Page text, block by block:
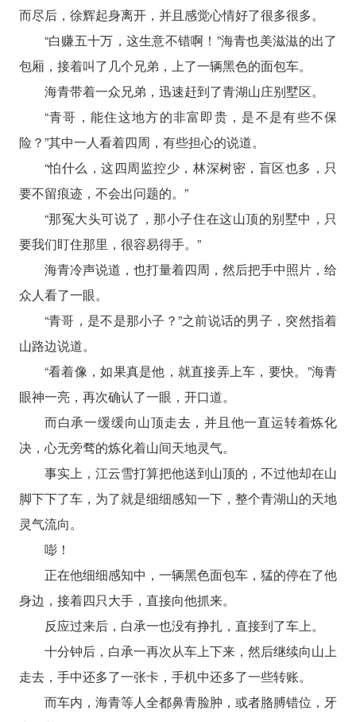
而尽后，徐辉起身离开，并且感觉心情好了很多很多。
“白赚五十万，这生意不错啊！”海青也美滋滋的出了
包厢，接着叫了几个兄弟，上了一辆黑色的面包车。
海青带着一众兄弟，迅速赶到了青湖山庄别墅区。
“青哥，能住这地方的非富即贵，是不是有些不保
险？”其中一人看着四周，有些担心的说道。
“怕什么，这四周监控少，林深树密，盲区也多，只
要不留痕迹，不会出问题的。”
“那冤大头可说了，那小子住在这山顶的别墅中，只
要我们盯住那里，很容易得手。”
海青冷声说道，也打量着四周，然后把手中照片，给
众人看了一眼。
“青哥，是不是那小子？”之前说话的男子，突然指着
山路边说道。
“看着像，如果真是他，就直接弄上车，要快。”海青
眼神一亮，再次确认了一眼，开口道。
而白承一缓缓向山顶走去，并且他一直运转着炼化
决，心无旁骛的炼化着山间天地灵气。
事实上，江云雪打算把他送到山顶的，不过他却在山
脚下下了车，为了就是细细感知一下，整个青湖山的天地
灵气流向。
嘭！
正在他细细感知中，一辆黑色面包车，猛的停在了他
身边，接着四只大手，直接向他抓来。
反应过来后，白承一也没有挣扎，直接到了车上。
十分钟后，白承一再次从车上下来，然后继续向山上
走去，手中还多了一张卡，手机中还多了一些转账。
而车内，海青等人全都鼻青脸肿，或者胳膊错位，牙